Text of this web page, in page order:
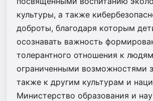
культуры, а также
доброты, благодаря которым
осознавать важность
толерантного отношения к
ограниченными возможностями
также к другим культурам и
Министерство образования и